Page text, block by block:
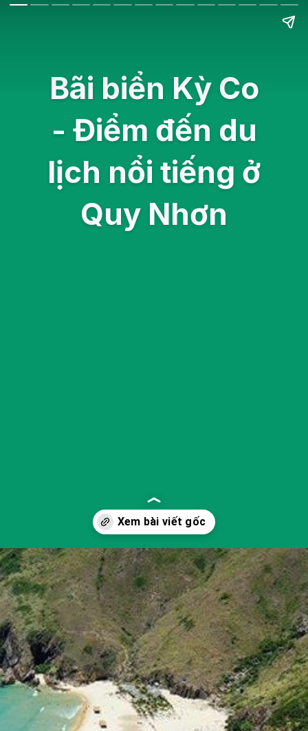
Bãi biển Kỳ Co
- Điểm đến du
lịch nổi tiếng ở
Quy Nhơn
Đang mở https://yeukhoahoc.edu.vn/bai-bien-ky-co